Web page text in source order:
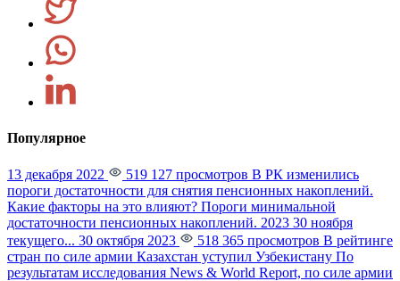
Популярное
13 декабря 2022 519 127 просмотров В РК изменились
пороги достаточности для снятия пенсионных накоплений.
Какие факторы на это влияют? Пороги минимальной
достаточности пенсионных накоплений. 2023 30 ноября
текущего... 30 октября 2023 518 365 просмотров В рейтинге
стран по силе армии Казахстан уступил Узбекистану По
результатам исследования News & World Report, по силе армии